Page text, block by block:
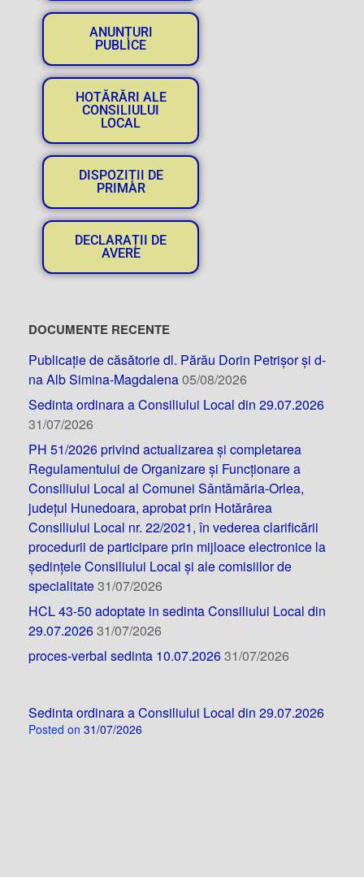
ANUNȚURI
PUBLICE
HOTĂRĂRI ALE
CONSILIULUI
LOCAL
DISPOZIȚII DE
PRIMAR
DECLARAȚII DE
AVERE
DOCUMENTE RECENTE
Publicație de căsătorie dl. Părău Dorin Petrișor și d-
na Alb Simina-Magdalena05/08/2026
Sedinta ordinara a Consiliului Local din 29.07.2026
31/07/2026
PH 51/2026 privind actualizarea și completarea
Regulamentului de Organizare și Funcționare a
Consiliului Local al Comunei Sântămăria-Orlea,
județul Hunedoara, aprobat prin Hotărârea
Consiliului Local nr. 22/2021, în vederea clarificării
procedurii de participare prin mijloace electronice la
ședințele Consiliului Local și ale comisiilor de
specialitate31/07/2026
HCL 43-50 adoptate in sedinta Consiliului Local din
29.07.202631/07/2026
proces-verbal sedinta 10.07.202631/07/2026
Sedinta ordinara a Consiliului Local din 29.07.2026
Posted on 31/07/2026